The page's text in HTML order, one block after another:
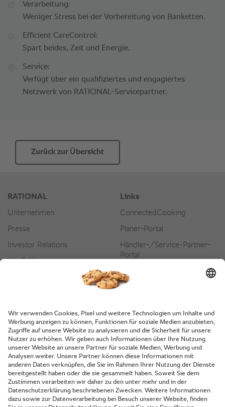
Verarbeitung:
Weniger Stress bei der Vorbereitung von Banketten.
Efficient CareControl:
Spart beides, Zeit und Energie.
Service:
Verfügt über ein qualifiziertes und engagiertes
Netzwerk von RATIONAL-Servicepartner.
Zurück zur Übersicht